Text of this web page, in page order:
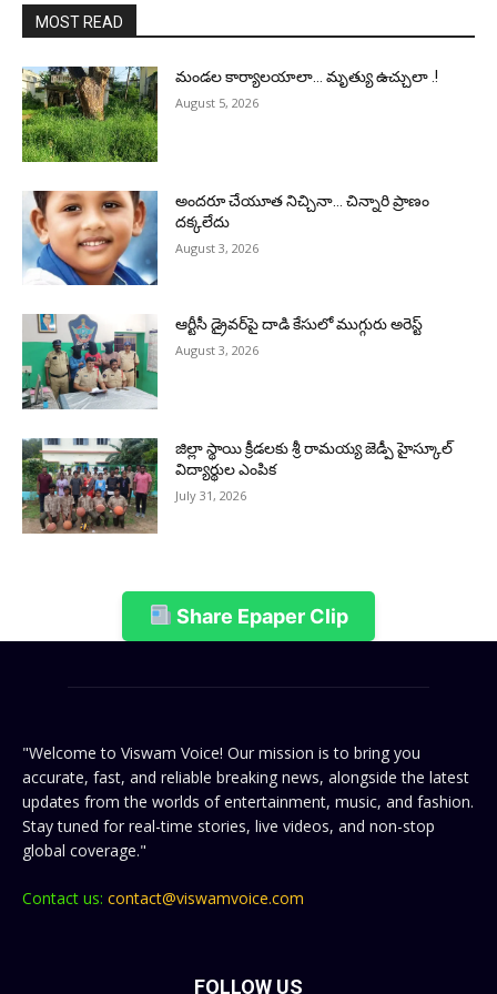
MOST READ
మండల కార్యాలయాలా… మృత్యు ఉచ్చులా .!
August 5, 2026
అందరూ చేయూత నిచ్చినా… చిన్నారి ప్రాణం
దక్కలేదు
August 3, 2026
ఆర్టీసీ డ్రైవర్‌పై దాడి కేసులో ముగ్గురు అరెస్ట్
August 3, 2026
జిల్లా స్థాయి క్రీడలకు శ్రీ రామయ్య జెడ్పీ హైస్కూల్
విద్యార్థుల ఎంపిక
July 31, 2026
Share Epaper Clip
"Welcome to Viswam Voice! Our mission is to bring you
accurate, fast, and reliable breaking news, alongside the latest
updates from the worlds of entertainment, music, and fashion.
Stay tuned for real-time stories, live videos, and non-stop
global coverage."
Contact us: contact@viswamvoice.com
FOLLOW US